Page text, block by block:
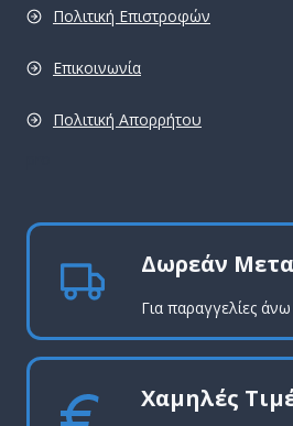
Πολιτική Επιστροφών
Επικοινωνία
Πολιτική Απορρήτου
Δωρεάν
Για παραγγελίες
Χαμηλές